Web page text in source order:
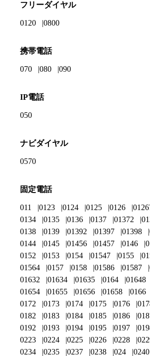
フリーダイヤル
0120 0800
携帯電話
070 080 090
IP電話
050
ナビダイヤル
0570
固定電話
011 0123 0124 0125 0126
0134
0135 0136 0137 01372
0138
0139 01392 01397 01398
0144
0145 01456 01457 0146
0152
0153 0154 01547 0155
01564
0157 0158 01586 01587
01632
01634 01635 0164 01648
01654
01655 01656 01658 0166
0172
0173 0174 0175 0176
0182
0183 0184 0185 0186
0192
0193 0194 0195 0197
0223
0224 0225 0226 0228
0234
0235 0237 0238 024 0240